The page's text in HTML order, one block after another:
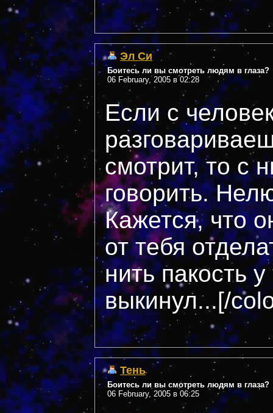
Эл Си
Боитесь ли вы смотреть людям в глаза?
06 February, 2005 в 02:28
Если с
смотрит, то с
говорить.
Кажется, что
от тебя
нить пакость
выкинул...[/
Тень
Боитесь ли вы смотреть людям в глаза?
06 February, 2005 в 06:25